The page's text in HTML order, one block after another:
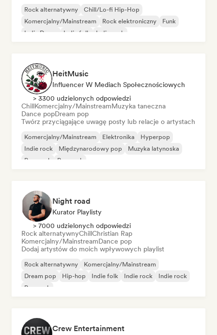
Rock alternatywny
Chill/Lo-fi Hip-Hop
Komercjalny/Mainstream
Rock elektroniczny
Funk
Indie Dance
Indie folk Indie rock
HeitMusic
Influencer W Mediach Społecznościowych
> 3300 udzielonych odpowiedzi
ChillKomercjalny/MainstreamMuzyka taneczna
Dance popDream pop
Twórz przyciągające uwagę posty lub relacje o artystach
Komercjalny/Mainstream Elektronika
Hyperpop
Indie rock
Międzynarodowy pop
Muzyka latynoska
Pop punk
Pop rock
Night road
Kurator Playlisty
> 7000 udzielonych odpowiedzi
Rock alternatywnyChillChristian Rap
Komercjalny/MainstreamDance pop
Dodaj artystów do moich wpływowych playlist
Rock alternatywny
Komercjalny/Mainstream
Dream pop
Hip-hop Indie folk Indie rock
Indie rock
Pop rock
Crew Entertainment